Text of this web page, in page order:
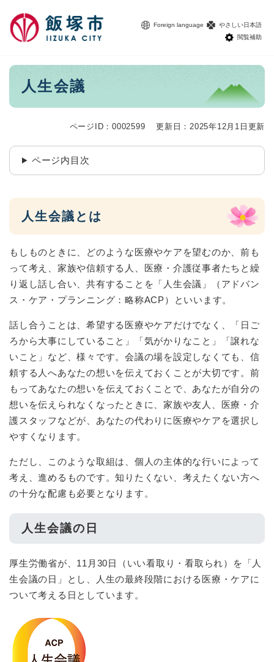
Foreign language
やさしい日本語
閲覧補助
本
人生会議
ページID：0002599 更新日：2025年12月1日更新
ページ内目次
人生会議とは
もしものときに、どのような医療やケアを望むのか、前も
って考え、家族や信頼する人、医療・介護従事者たちと繰
り返し話し合い、共有することを「人生会議」（アドバン
ス・ケア・プランニング：略称ACP）といいます。
話し合うことは、希望する医療やケアだけでなく、「日ご
ろから大事にしていること」「気がかりなこと」「譲れな
いこと」など、様々です。会議の場を設定しなくても、信
頼する人へあなたの想いを伝えておくことが大切です。前
もってあなたの想いを伝えておくことで、あなたが自分の
想いを伝えられなくなったときに、家族や友人、医療・介
護スタッフなどが、あなたの代わりに医療やケアを選択し
やすくなります。
ただし、このような取組は、個人の主体的な行いによって
考え、進めるものです。知りたくない、考えたくない方へ
の十分な配慮も必要となります。
人生会議の日
厚生労働省が、11月30日（いい看取り・看取られ）を「人
生会議の日」とし、人生の最終段階における医療・ケアに
ついて考える日としています。